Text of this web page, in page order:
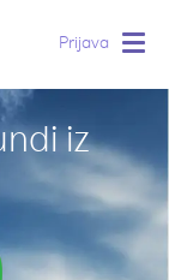
Prijava
iz